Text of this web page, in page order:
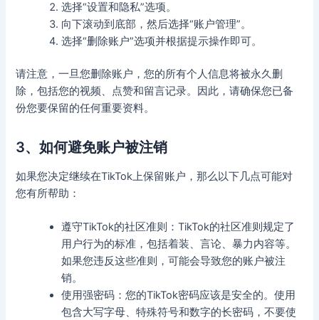
选择“设置和隐私”选项。
向下滚动到底部，然后选择“账户管理”。
选择“删除账户”选项并根据提示操作即可。
请注意，一旦您删除账户，您的所有个人信息将被永久删
除，包括您的视频、点赞和留言记录。因此，请确保您已备
份您要保留的任何重要资料。
3、如何避免账户被注销
如果您决定继续在TikTok上保留账户，那么以下几点可能对
您有所帮助：
遵守TikTok的社区准则：TikTok的社区准则规定了
用户行为的标准，包括着装、言论、暴力内容等。
如果您违反这些准则，可能会导致您的账户被注
销。
使用强密码：您的TikTok密码应该是安全的。使用
包含大写字母、特殊符号和数字的长密码，不要使